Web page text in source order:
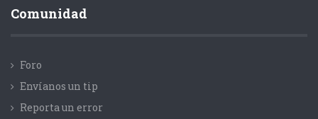
Comunidad
Foro
Envíanos un tip
Reporta un error